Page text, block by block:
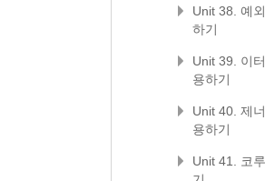
Unit 38. 예
하기
Unit 39. 이
용하기
Unit 40. 제
용하기
Unit 41. 코